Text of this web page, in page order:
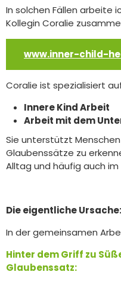
In solchen Fällen arbeite
Kollegin Coralie
www.inner-child-
Coralie ist spezialisiert
Innere Kind Arbeit
Arbeit mit dem
Sie unterstützt
Glaubenssätze zu
Alltag und häufig auch im
Die eigentliche
In der gemeinsamen
Hinter dem Griff zu
Glaubenssatz: